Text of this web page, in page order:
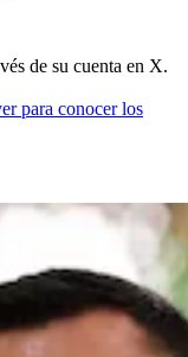
de su cuenta en X.
para conocer los